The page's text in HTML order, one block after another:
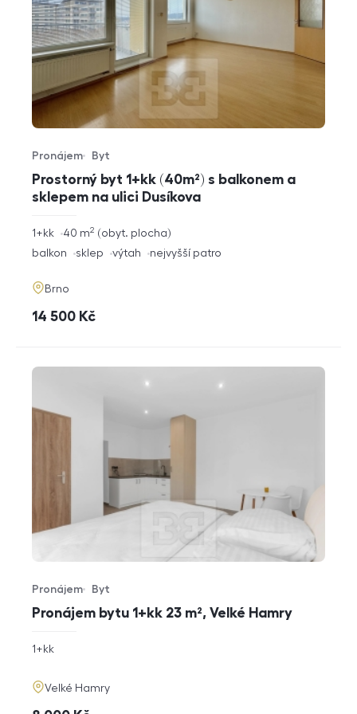
Prostorný byt 1+kk (40m²) s balkonem a
sklepem na ulici Dusíkova
Typ nabídky
Pronájem
Typ nemovitosti
Byt
rozměry
1+kk obyt. plocha
40 m2
funkce
balkon sklep výtah nejvyšší patro
adresa
Brno
cena
14 500 Kč
Pronájem bytu 1+kk 23 m², Velké Hamry
Typ nabídky
Pronájem
Typ nemovitosti
Byt
rozměry
1+kk
adresa
Velké Hamry